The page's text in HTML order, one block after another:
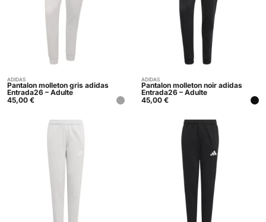
Acheter
ADIDAS
Pantalon molleton gris adidas
Entrada26 – Adulte
45,00 €
Acheter
ADIDAS
Pantalon molleton noir adidas
Entrada26 – Adulte
45,00 €